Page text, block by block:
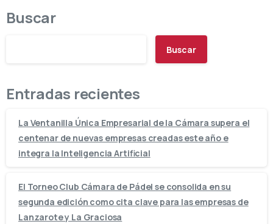
Buscar
Buscar
Entradas recientes
La Ventanilla Única Empresarial de la Cámara supera el
centenar de nuevas empresas creadas este año e
integra la Inteligencia Artificial
El Torneo Club Cámara de Pádel se consolida en su
segunda edición como cita clave para las empresas de
Lanzarote y La Graciosa